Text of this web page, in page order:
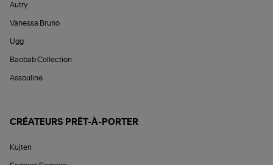
Autry
Vanessa Bruno
Ugg
Baobab Collection
Assouline
CRÉATEURS PRÊT-À-PORTER
Kujten